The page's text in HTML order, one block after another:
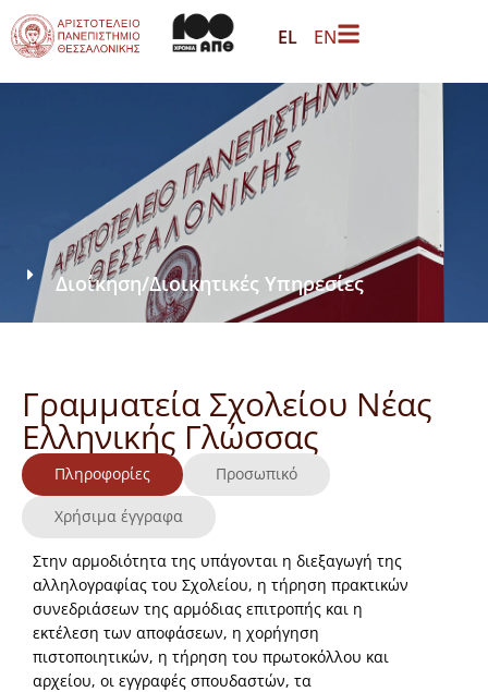
EL EN
Διοίκηση/Διοικητικές Υπηρεσίες
Γραμματεία Σχολείου Νέας
Ελληνικής Γλώσσας
Πληροφορίες Προσωπικό
Χρήσιμα έγγραφα
Στην αρμοδιότητα της υπάγονται η διεξαγωγή της
αλληλογραφίας του Σχολείου, η τήρηση πρακτικών
συνεδριάσεων της αρμόδιας επιτροπής και η
εκτέλεση των αποφάσεων, η χορήγηση
πιστοποιητικών, η τήρηση του πρωτοκόλλου και
αρχείου, οι εγγραφές σπουδαστών, τα